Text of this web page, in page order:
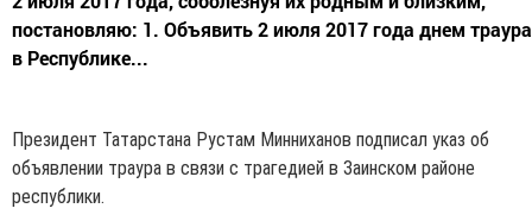
постановляю: 1. Объявить 2 июля 2017 года днем траура
в Республике...
Президент Татарстана Рустам Минниханов подписал указ об
объявлении траура в связи с трагедией в Заинском районе
республики.